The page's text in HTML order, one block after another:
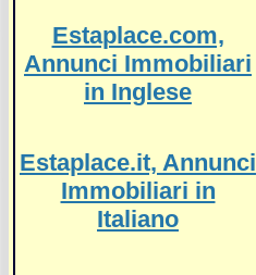
Estaplace.com,
Annunci Immobiliari
in Inglese
Estaplace.it, Annunci
Immobiliari in
Italiano